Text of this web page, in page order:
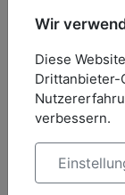
Burger
Lieferservice
Speisekarte
Homepage
Wir
Diese
Drittanbieter-
verbessern.